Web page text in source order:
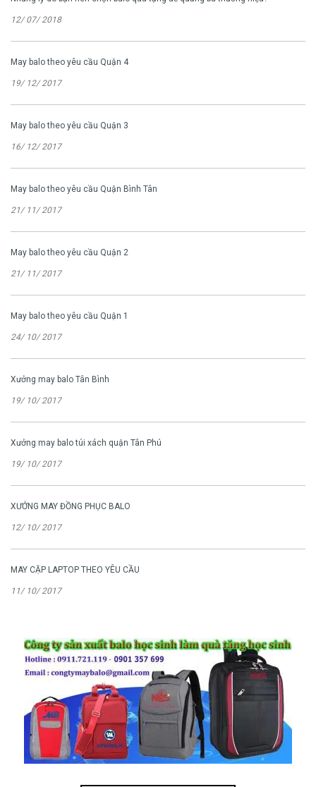
12/ 07/ 2018
May balo theo yêu cầu Quận 4
19/ 12/ 2017
May balo theo yêu cầu Quận 3
16/ 12/ 2017
May balo theo yêu cầu Quận Bình Tân
21/ 11/ 2017
May balo theo yêu cầu Quận 2
21/ 11/ 2017
May balo theo yêu cầu Quận 1
24/ 10/ 2017
Xưởng may balo Tân Bình
19/ 10/ 2017
Xưởng may balo túi xách quận Tân Phú
19/ 10/ 2017
XƯỞNG MAY ĐỒNG PHỤC BALO
12/ 10/ 2017
MAY CẶP LAPTOP THEO YÊU CẦU
11/ 10/ 2017